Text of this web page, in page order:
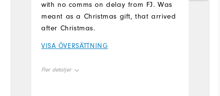
with no comms on delay from FJ. Was
meant as a Christmas gift, that arrived
after Christmas.
VISA ÖVERSÄTTNING
Fler detaljer